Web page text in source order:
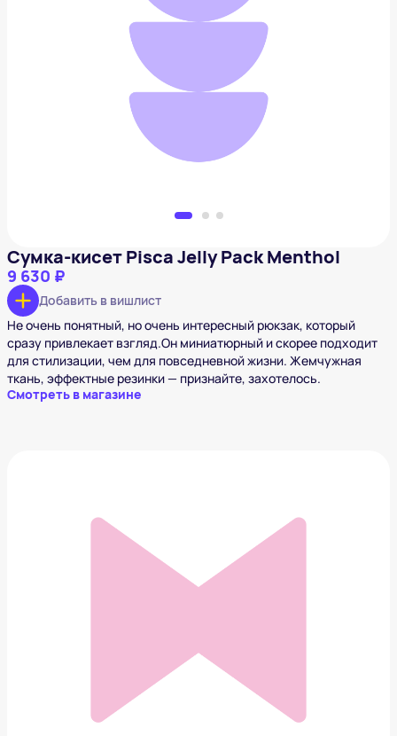
Сумка-кисет Pisca Jelly Pack Menthol
Сумка-кисет Pisca Jelly Pack Menthol
9 630 ₽
Добавить в вишлист
Не очень понятный, но очень интересный рюкзак, который
сразу привлекает взгляд.Он миниатюрный и скорее подходит
для стилизации, чем для повседневной жизни. Жемчужная
ткань, эффектные резинки — признайте, захотелось.
Смотреть в магазине
Добавить в вишлист